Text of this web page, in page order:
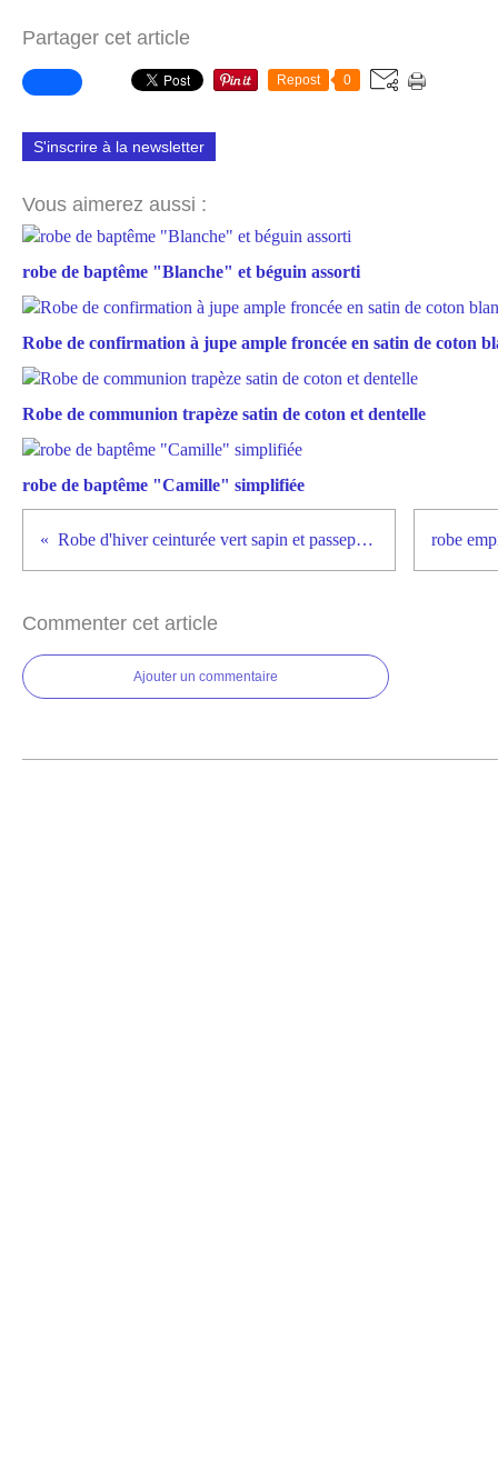
Partager cet article
Repost 0
S'inscrire à la newsletter
Vous aimerez aussi :
robe de baptême "Blanche" et béguin assorti
Robe de confirmation à jupe ample froncée en satin de coton
Robe de communion trapèze satin de coton et dentelle
robe de baptême "Camille" simplifiée
Robe d'hiver ceinturée vert sapin et passepoil doré
Commenter cet article
Ajouter un commentaire